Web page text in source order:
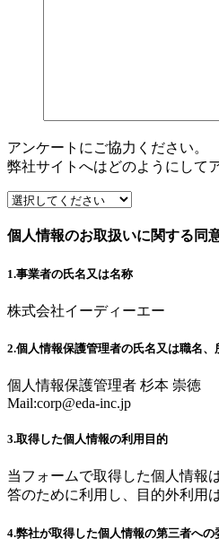
アンケートにご協力ください。
弊社サイトへはどのようにして
個人情報のお取扱いに関する同
1.事業者の氏名又は名称
株式会社イーディーエー
2.個人情報保護管理者の氏名又は職名、
個人情報保護管理者 杉本 崇徳
Mail:corp@eda-inc.jp
3.取得した個人情報の利用目的
当フォームで取得した個人情報
答のために利用し、目的外利用
4.弊社が取得した個人情報の第三者への